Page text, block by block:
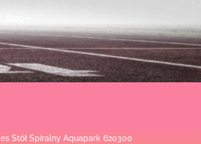
Stół Spiralny Aquapark 620300